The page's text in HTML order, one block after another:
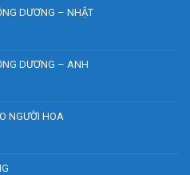
DƯƠNG – NHẬT
DƯƠNG – ANH
NGƯỜI HOA